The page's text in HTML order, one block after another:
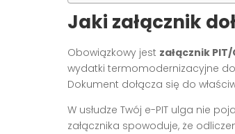
Jaki załącznik
Obowiązkowy jest załącznik PIT/
wydatki termomodernizacyjne do
Dokument dołącza się do
W usłudze Twój e-PIT ulga nie
załącznika spowoduje, że